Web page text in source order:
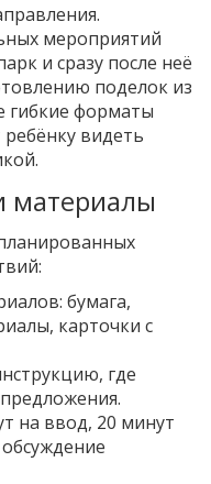
мероприятий
и сразу после неё
поделок из
гибкие форматы
видеть
материалы
бумага,
карточки с
где
на ввод, 20 минут